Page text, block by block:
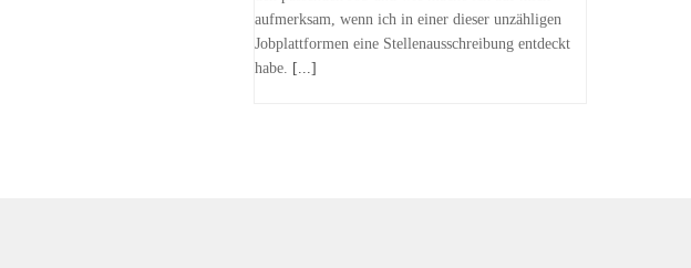
aufmerksam, wenn ich in einer dieser unzähligen
Jobplattformen eine Stellenausschreibung entdeckt
habe. [...]